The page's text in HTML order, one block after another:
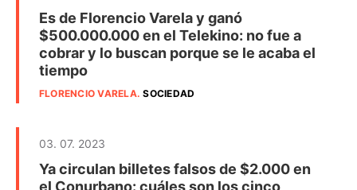
Es de Florencio Varela y ganó
$500.000.000 en el Telekino: no fue a
cobrar y lo buscan porque se le acaba el
tiempo
FLORENCIO VARELA.SOCIEDAD
03. 07. 2023
Ya circulan billetes falsos de $2.000 en
el Conurbano: cuáles son los cinco